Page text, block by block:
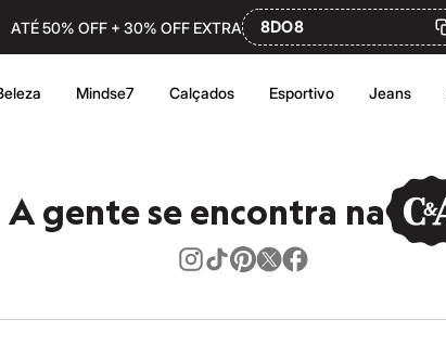
ATÉ 50% OFF + 30% OFF EXTRA 8DO8
Mindse7 Calçados Esportivo Jeans
A gente se encontra na